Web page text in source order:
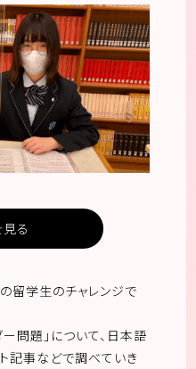
る
留学生のチャレンジで
問題」について、日本語
記事などで調べていき